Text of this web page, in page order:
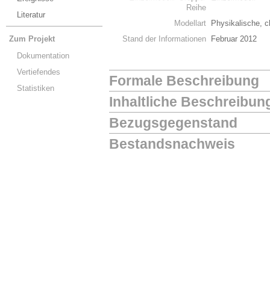
Literatur
Zum Projekt
Dokumentation
Vertiefendes
Statistiken
Reihe
Modellart
Physikalische,
Stand der Informationen
Februar 2012
Formale Beschreibung
Inhaltliche
Bezugsgegenstand
Bestandsnachweis